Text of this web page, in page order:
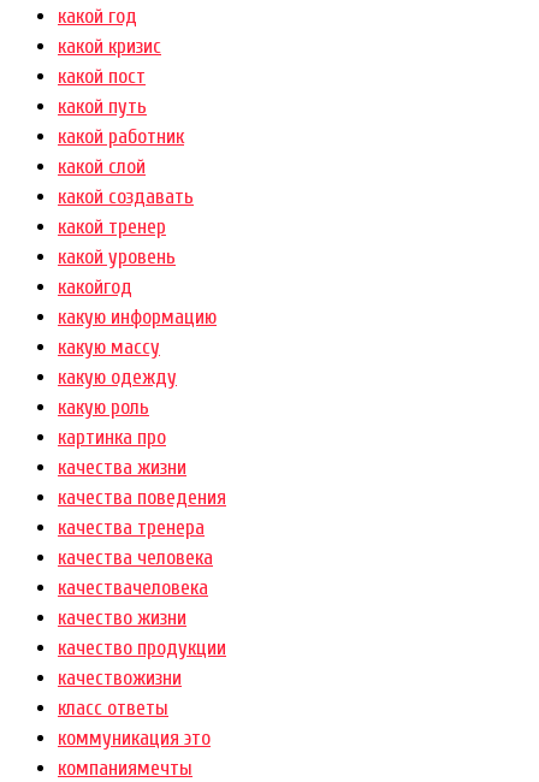
какой год
какой кризис
какой пост
какой путь
какой работник
какой слой
какой создавать
какой тренер
какой уровень
какойгод
какую информацию
какую массу
какую одежду
какую роль
картинка про
качества жизни
качества поведения
качества тренера
качества человека
качествачеловека
качество жизни
качество продукции
качествожизни
класс ответы
коммуникация это
компаниямечты